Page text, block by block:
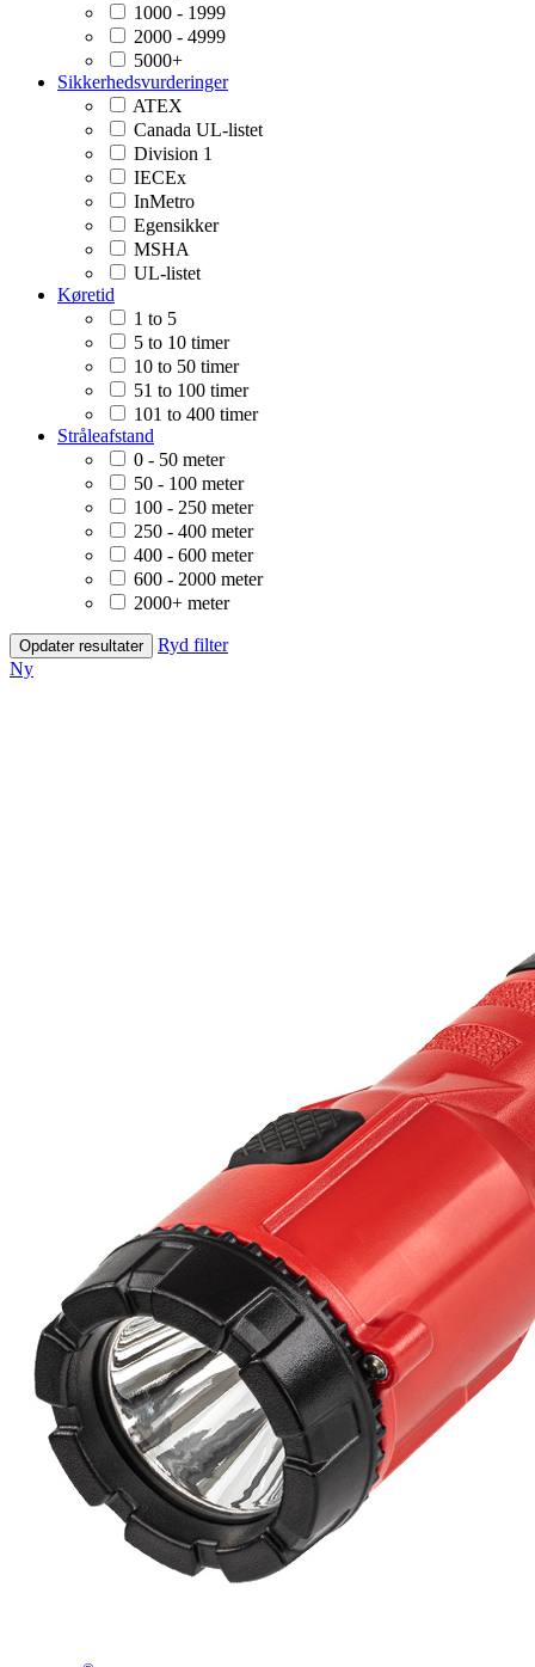
1000 - 1999
2000 - 4999
5000+
Sikkerhedsvurderinger
ATEX
Canada UL-listet
Division 1
IECEx
InMetro
Egensikker
MSHA
UL-listet
Køretid
1 to 5
5 to 10 timer
10 to 50 timer
51 to 100 timer
101 to 400 timer
Stråleafstand
0 - 50 meter
50 - 100 meter
100 - 250 meter
250 - 400 meter
400 - 600 meter
600 - 2000 meter
2000+ meter
Opdater resultater
Ryd filter
Ny